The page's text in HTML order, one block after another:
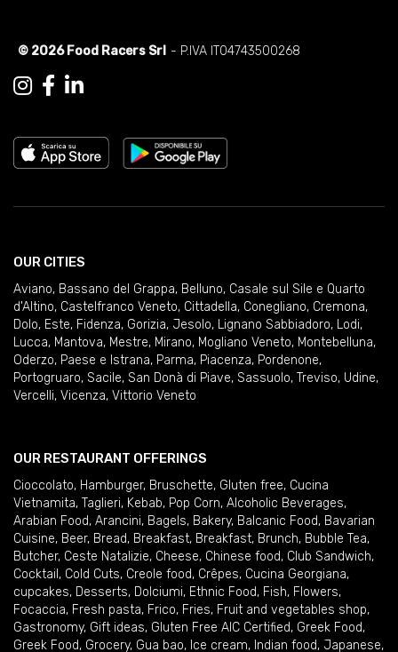
© 2026 Food Racers Srl - P.IVA IT04743500268
OUR CITIES
Aviano, Bassano del Grappa, Belluno, Casale sul Sile e Quarto
d'Altino, Castelfranco Veneto, Cittadella, Conegliano, Cremona,
Dolo, Este, Fidenza, Gorizia, Jesolo, Lignano Sabbiadoro, Lodi,
Lucca, Mantova, Mestre, Mirano, Mogliano Veneto, Montebelluna,
Oderzo, Paese e Istrana, Parma, Piacenza, Pordenone,
Portogruaro, Sacile, San Donà di Piave, Sassuolo, Treviso, Udine,
Vercelli, Vicenza, Vittorio Veneto
OUR RESTAURANT OFFERINGS
Cioccolato, Hamburger, Bruschette, Gluten free, Cucina
Vietnamita, Taglieri, Kebab, Pop Corn, Alcoholic Beverages,
Arabian Food, Arancini, Bagels, Bakery, Balcanic Food, Bavarian
Cuisine, Beer, Bread, Breakfast, Breakfast, Brunch, Bubble Tea,
Butcher, Ceste Natalizie, Cheese, Chinese food, Club Sandwich,
Cocktail , Cold Cuts, Creole food, Crêpes, Cucina Georgiana,
cupcakes, Desserts, Dolciumi, Ethnic Food, Fish, Flowers,
Focaccia, Fresh pasta, Frico, Fries, Fruit and vegetables shop,
Gastronomy, Gift ideas, Gluten Free AIC Certified, Greek Food,
Greek Food, Grocery, Gua bao, Ice cream, Indian food, Japanese,